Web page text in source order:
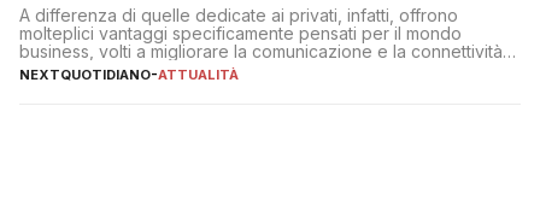
A differenza di quelle dedicate ai privati, infatti, offrono
molteplici vantaggi specificamente pensati per il mondo
business, volti a migliorare la comunicazione e la connettività
degli utenti
NEXTQUOTIDIANO-ATTUALITÀ